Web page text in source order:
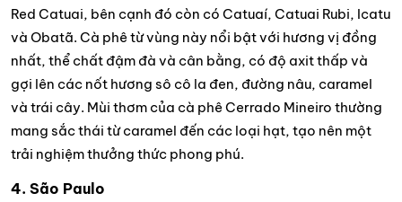
Red Catuai, bên cạnh đó còn có Catuaí, Catuai Rubi, Icatu
và Obatã. Cà phê từ vùng này nổi bật với hương vị đồng
nhất, thể chất đậm đà và cân bằng, có độ axit thấp và
gợi lên các nốt hương sô cô la đen, đường nâu, caramel
và trái cây. Mùi thơm của cà phê Cerrado Mineiro thường
mang sắc thái từ caramel đến các loại hạt, tạo nên một
trải nghiệm thưởng thức phong phú.
4. São Paulo